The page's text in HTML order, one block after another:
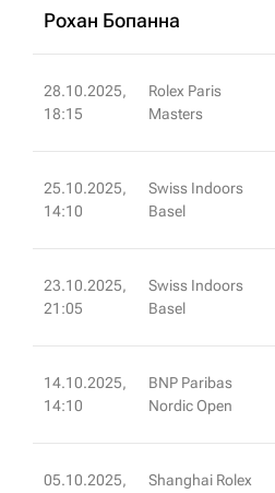
Рохан Бопанна
28.10.2025,
18:15
Rolex Paris
Masters
25.10.2025,
14:10
Swiss Indoors
Basel
23.10.2025,
21:05
Swiss Indoors
Basel
14.10.2025,
14:10
BNP Paribas
Nordic Open
05.10.2025,
Shanghai Rolex